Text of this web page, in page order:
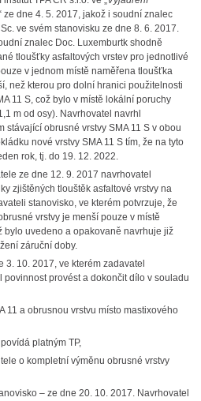
ze dne 4. 5. 2017, jakož i soudní znalec
ve svém stanovisku ze dne 8. 6. 2017.
znalec Doc. Luxemburtk shodně
tloušťky asfaltových vrstev pro jednotlivé
v jednom místě naměřena tloušťka
než kterou pro dolní hranici použitelnosti
11 S, což bylo v místě lokální poruchy
m od osy). Navrhovatel navrhl
obrusné vrstvy SMA 11 S v obou
nové vrstvy SMA 11 S tím, že na tyto
rok, tj. do 19. 12. 2022.
ze dne 12. 9. 2017 navrhovatel
zjištěných tlouštěk asfaltové vrstvy na
stanovisko, ve kterém potvrzuje, že
vrstvy je menší pouze v místě
bylo uvedeno a opakovaně navrhuje již
záruční doby.
3. 10. 2017, ve kterém zadavatel
povinnost provést a dokončit dílo v souladu
11 a obrusnou vrstvu místo mastixového
platným TP,
o kompletní výměnu obrusné vrstvy
– ze dne 20. 10. 2017. Navrhovatel